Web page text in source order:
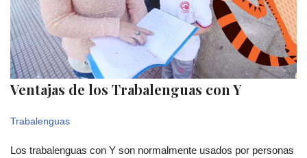
Ventajas de los Trabalenguas con Y
Trabalenguas
Los trabalenguas con Y son normalmente usados por personas